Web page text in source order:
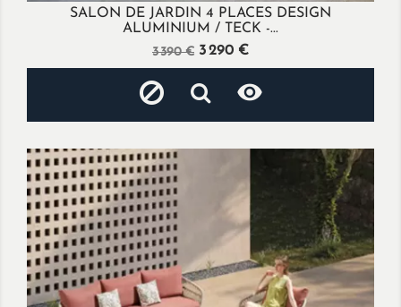
SALON DE JARDIN 4 PLACES DESIGN
ALUMINIUM / TECK -...
Prix
de
base
3 390 € Prix
3 290 €
